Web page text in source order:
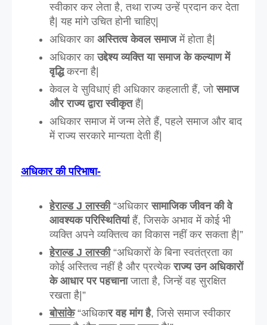
स्वीकार कर लेता है, तथा राज्य उन्हें प्रदान कर देता
है| यह मांगे उचित होनी चाहिए|
अधिकार का अस्तित्व केवल समाज में होता है|
अधिकार का उद्देश्य व्यक्ति या समाज के कल्याण में
वृद्धि करना है|
केवल वे सुविधाएं ही अधिकार कहलाती हैं, जो समाज
और राज्य द्वारा स्वीकृत हैं|
अधिकार समाज में जन्म लेते हैं, पहले समाज और बाद
में राज्य सरकारे मान्यता देती हैं|
अधिकार की परिभाषा-
हेराल्ड J लास्की “अधिकार सामाजिक जीवन की वे
आवश्यक परिस्थितियां हैं, जिसके अभाव में कोई भी
व्यक्ति अपने व्यक्तित्व का विकास नहीं कर सकता है|”
हेराल्ड J लास्की “अधिकारों के बिना स्वतंत्रता का
कोई अस्तित्व नहीं है और प्रत्येक राज्य उन अधिकारों
के आधार पर पहचाना जाता है, जिन्हें वह सुरक्षित
रखता है|”
बोसांके “अधिकार वह मांग है, जिसे समाज स्वीकार